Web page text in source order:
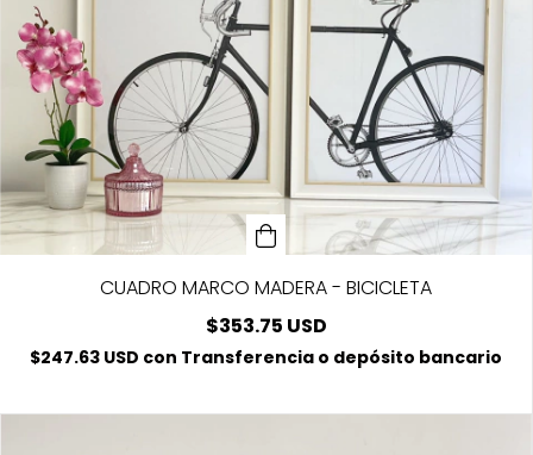
CUADRO MARCO MADERA - BICICLETA
$353.75 USD
$247.63 USD con Transferencia o depósito bancario